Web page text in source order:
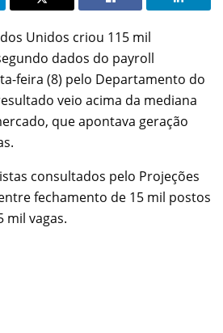
Unidos criou 115 mil
dados do payroll
feira (8) pelo Departamento do
veio acima da mediana
que apontava geração
consultados pelo Projeções
fechamento de 15 mil postos
mil vagas.